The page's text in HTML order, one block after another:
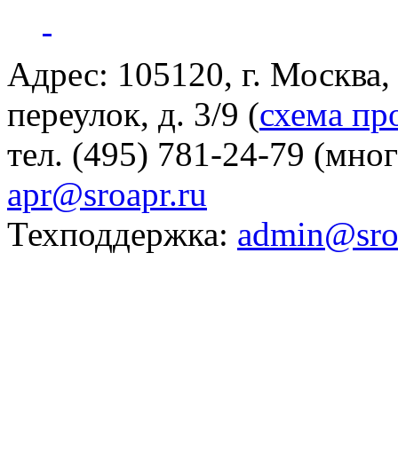
Адрес: 105120, г.
переулок, д. 3/9 (схема
тел. (495) 781-24-79
apr@sroapr.ru
Техподдержка: